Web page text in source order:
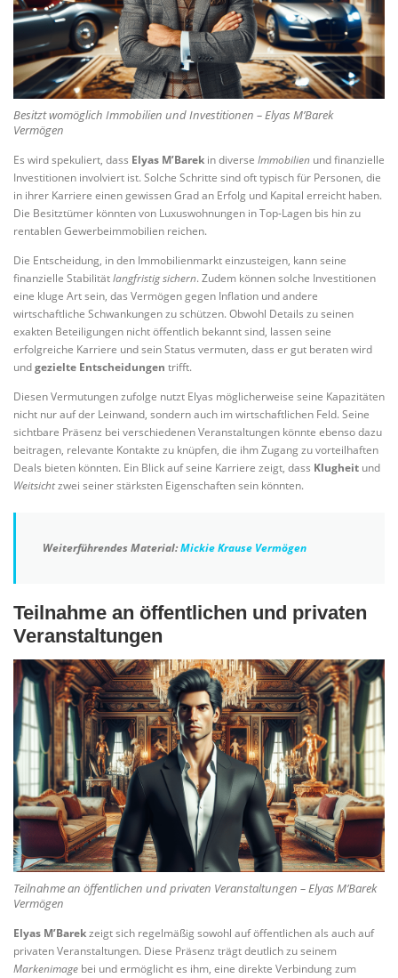
Besitzt womöglich Immobilien und Investitionen – Elyas M’Barek
Vermögen
Es wird spekuliert, dass Elyas M’Barek in diverse Immobilien und finanzielle
Investitionen involviert ist. Solche Schritte sind oft typisch für Personen, die
in ihrer Karriere einen gewissen Grad an Erfolg und Kapital erreicht haben.
Die Besitztümer könnten von Luxuswohnungen in Top-Lagen bis hin zu
rentablen Gewerbeimmobilien reichen.
Die Entscheidung, in den Immobilienmarkt einzusteigen, kann seine
finanzielle Stabilitätlangfristig sichern. Zudem können solche Investitionen
eine kluge Art sein, das Vermögen gegen Inflation und andere
wirtschaftliche Schwankungen zu schützen. Obwohl Details zu seinen
exakten Beteiligungen nicht öffentlich bekannt sind, lassen seine
erfolgreiche Karriere und sein Status vermuten, dass er gut beraten wird
undgezielte Entscheidungen trifft.
Diesen Vermutungen zufolge nutzt Elyas möglicherweise seine Kapazitäten
nicht nur auf der Leinwand, sondern auch im wirtschaftlichen Feld. Seine
sichtbare Präsenz bei verschiedenen Veranstaltungen könnte ebenso dazu
beitragen, relevante Kontakte zu knüpfen, die ihm Zugang zu vorteilhaften
Deals bieten könnten. Ein Blick auf seine Karriere zeigt, dass Klugheit und
Weitsichtzwei seiner stärksten Eigenschaften sein könnten.
Weiterführendes Material:Mickie Krause Vermögen
Teilnahme an öffentlichen und privaten
Veranstaltungen
Teilnahme an öffentlichen und privaten Veranstaltungen – Elyas M’Barek
Vermögen
Elyas M’Barekzeigt sich regelmäßig sowohl auf öffentlichen als auch auf
privaten Veranstaltungen. Diese Präsenz trägt deutlich zu seinem
Markenimage bei und ermöglicht es ihm, eine direkte Verbindung zum